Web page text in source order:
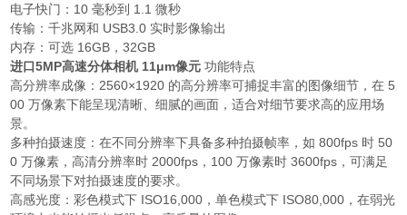
电子快门：10 毫秒到 1.1 微秒
传输：千兆网和 USB3.0 实时影像输出
内存：可选 16GB，32GB
进口5MP高速分体相机 11μm像元 功能特点
高分辨率成像：2560×1920 的高分辨率可捕捉丰富的图像细节，在 5
00 万像素下能呈现清晰、细腻的画面，适合对细节要求高的应用场
景。
多种拍摄速度：在不同分辨率下具备多种拍摄帧率，如 800fps 时 50
0 万像素，高清分辨率时 2000fps，100 万像素时 3600fps，可满足
不同场景下对拍摄速度的要求。
高感光度：彩色模式下 ISO16,000，单色模式下 ISO80,000，在弱光